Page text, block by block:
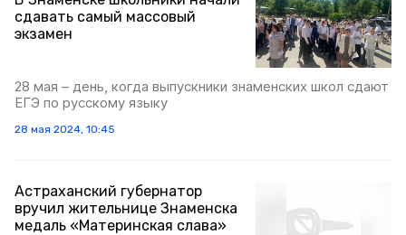
сдавать самый массовый
экзамен
28 мая – день, когда выпускники знаменских школ сдают
ЕГЭ по русскому языку
28 мая 2024, 10:45
Астраханский губернатор
вручил жительнице Знаменска
медаль «Материнская слава»